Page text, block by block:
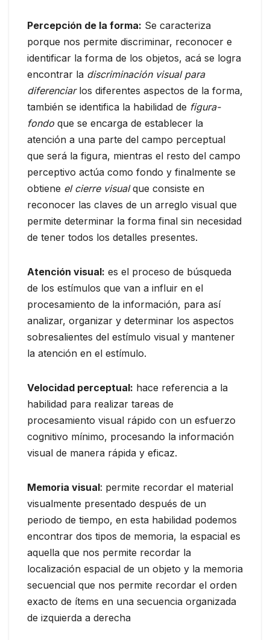
Percepción de la forma: Se caracteriza
porque nos permite discriminar, reconocer e
identificar la forma de los objetos, acá se logra
encontrar la discriminación visual para
diferenciarlos diferentes aspectos de la forma,
también se identifica la habilidad de figura-
fondo que se encarga de establecer la
atención a una parte del campo perceptual
que será la figura, mientras el resto del campo
perceptivo actúa como fondo y finalmente se
obtiene el cierre visualque consiste en
reconocer las claves de un arreglo visual que
permite determinar la forma final sin necesidad
de tener todos los detalles presentes.
Atención visual: es el proceso de búsqueda
de los estímulos que van a influir en el
procesamiento de la información, para así
analizar, organizar y determinar los aspectos
sobresalientes del estímulo visual y mantener
la atención en el estímulo.
Velocidad perceptual: hace referencia a la
habilidad para realizar tareas de
procesamiento visual rápido con un esfuerzo
cognitivo mínimo, procesando la información
visual de manera rápida y eficaz.
Memoria visual: permite recordar el material
visualmente presentado después de un
periodo de tiempo, en esta habilidad podemos
encontrar dos tipos de memoria, la espacial es
aquella que nos permite recordar la
localización espacial de un objeto y la memoria
secuencial que nos permite recordar el orden
exacto de ítems en una secuencia organizada
de izquierda a derecha